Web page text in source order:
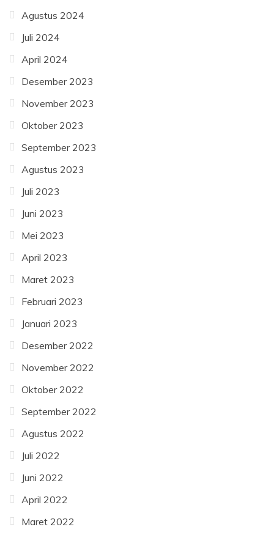
Agustus 2024
Juli 2024
April 2024
Desember 2023
November 2023
Oktober 2023
September 2023
Agustus 2023
Juli 2023
Juni 2023
Mei 2023
April 2023
Maret 2023
Februari 2023
Januari 2023
Desember 2022
November 2022
Oktober 2022
September 2022
Agustus 2022
Juli 2022
Juni 2022
April 2022
Maret 2022